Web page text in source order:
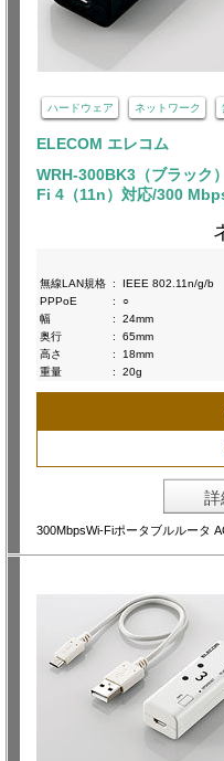
ハードウェア ネットワーク
ELECOM エレコム
WRH-300BK3（ブラック
Fi 4（11n）対応/300
無線LAN規格 :
IEEE 802.11n/g/b
PPPoE
:
○
幅
:
24mm
奥行
:
65mm
高さ
:
18mm
重量
: 20g
詳
300MbpsWi-Fiポータブルルータ